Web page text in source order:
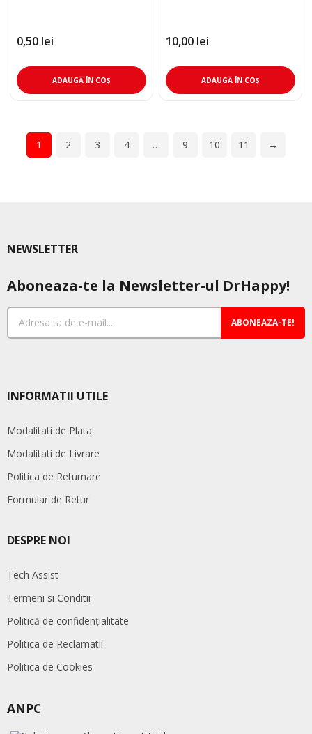
alese
pagina
produsului.
0,50 lei
ADAUGĂ ÎN COȘ
10,00 lei
ADAUGĂ ÎN COȘ
1 2 3 4 … 9 10 11 →
NEWSLETTER
Aboneaza-te la Newsletter-ul DrHappy!
ABONEAZA-TE!
INFORMATII UTILE
Modalitati de Plata
Modalitati de Livrare
Politica de Returnare
Formular de Retur
DESPRE NOI
Tech Assist
Termeni si Conditii
Politică de confidențialitate
Politica de Reclamatii
Politica de Cookies
ANPC